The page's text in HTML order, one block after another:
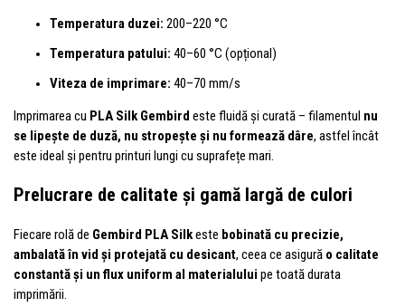
Temperatura duzei: 200–220 °C
Temperatura patului: 40–60 °C (opțional)
Viteza de imprimare: 40–70 mm/s
Imprimarea cu PLA Silk Gembird este fluidă și curată – filamentul nu
se lipește de duză, nu stropește și nu formează dâre, astfel încât
este ideal și pentru printuri lungi cu suprafețe mari.
Prelucrare de calitate și gamă largă de culori
Fiecare rolă de Gembird PLA Silkeste bobinată cu precizie,
ambalată în vid și protejată cu desicant, ceea ce asigură o calitate
constantă și un flux uniform al materialului pe toată durata
imprimării.